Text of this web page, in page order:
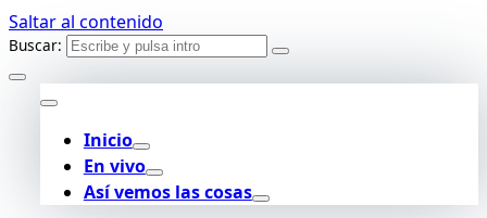
Saltar al contenido
Buscar:
Inicio
En vivo
Así vemos las cosas